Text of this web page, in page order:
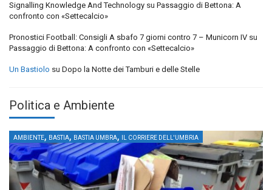
Signalling Knowledge And Technology su Passaggio di Bettona: A
confronto con «Settecalcio»
Pronostici Football: Consigli A sbafo 7 giorni contro 7 – Municorn IV su
Passaggio di Bettona: A confronto con «Settecalcio»
Un Bastiolo su Dopo la Notte dei Tamburi e delle Stelle
Politica e Ambiente
AMBIENTE, BASTIA, BASTIA UMBRA, IL CORRIERE DELL'UMBRIA